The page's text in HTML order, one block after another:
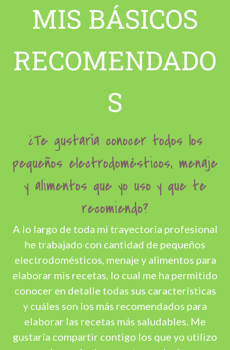
MIS BÁSICOS
RECOMENDADO
S
¿Te gustaría conocer todos los
pequeños electrodomésticos, menaje
y alimentos que yo uso y que te
recomiendo?
A lo largo de toda mi trayectoria profesional
he trabajado con cantidad de pequeños
electrodomésticos, menaje y alimentos para
elaborar mis recetas, lo cual me ha permitido
conocer en detalle todas sus características
y cuáles son los más recomendados para
elaborar las recetas más saludables. Me
gustaría compartir contigo los que yo utilizo